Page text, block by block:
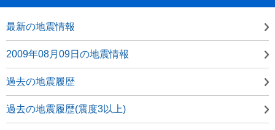
最新の地震情報
2009年08月09日の地震情報
過去の地震履歴
過去の地震履歴(震度3以上)